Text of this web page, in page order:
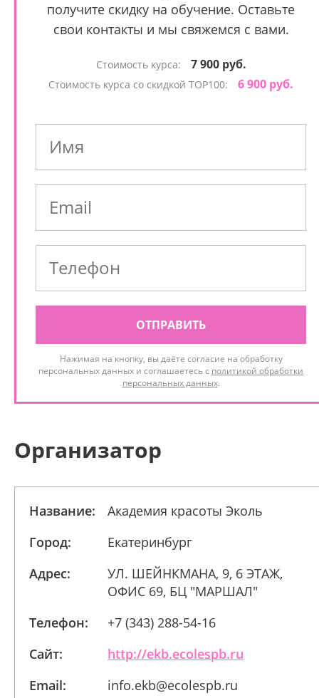
получите скидку на обучение. Оставьте
свои контакты и мы свяжемся с вами.
Стоимость курса: 7 900 руб.
Стоимость курса со скидкой TOP100: 6 900 руб.
ОТПРАВИТЬ
Нажимая на кнопку, вы даёте согласие на обработку
персональных данных и соглашаетесь с политикой обработки
персональных данных.
Организатор
Название:
Академия красоты Эколь
Город:
Екатеринбург
Адрес:
УЛ. ШЕЙНКМАНА, 9, 6 ЭТАЖ,
ОФИС 69, БЦ "МАРШАЛ"
Телефон:
+7 (343) 288-54-16
Сайт:
http://ekb.ecolespb.ru
Email:
info.ekb@ecolespb.ru